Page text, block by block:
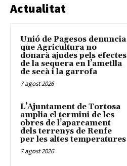
Actualitat
Unió de Pagesos denuncia
que Agricultura no
donarà ajudes pels efectes
de la sequera en l’ametlla
de secà i la garrofa
7 agost 2026
L’Ajuntament de Tortosa
amplia el termini de les
obres de l’aparcament
dels terrenys de Renfe
per les altes temperatures
7 agost 2026